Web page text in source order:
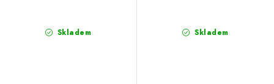
Skladem Skladem